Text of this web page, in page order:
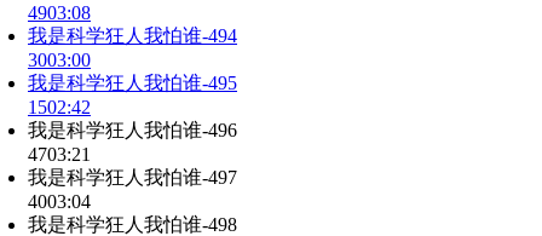
4903:08
我是科学狂人我怕谁-494
3003:00
我是科学狂人我怕谁-495
1502:42
我是科学狂人我怕谁-496
4703:21
我是科学狂人我怕谁-497
4003:04
我是科学狂人我怕谁-498